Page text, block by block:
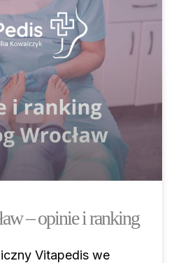
– opinie i ranking
Vitapedis we